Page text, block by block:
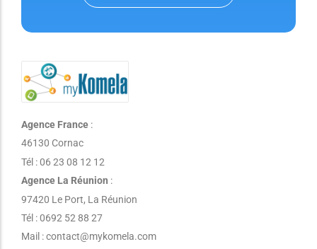
Agence France :
46130 Cornac
Tél : 06 23 08 12 12
Agence La Réunion :
97420 Le Port, La Réunion
Tél : 0692 52 88 27
Mail : contact@mykomela.com